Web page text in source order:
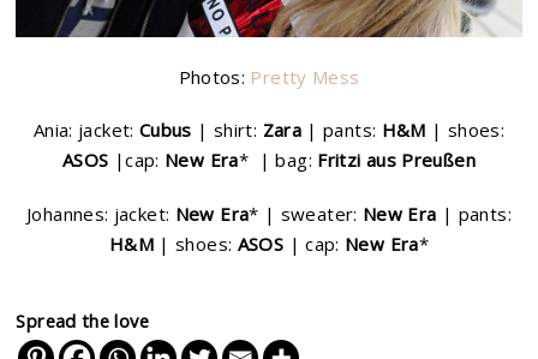
Photos: Pretty Mess
Ania: jacket:Cubus | shirt: Zara | pants: H&M | shoes:
ASOS |cap: New Era* | bag: Fritzi aus Preußen
Johannes: jacket: New Era* | sweater: New Era | pants:
H&M | shoes: ASOS | cap: New Era*
Spread the love